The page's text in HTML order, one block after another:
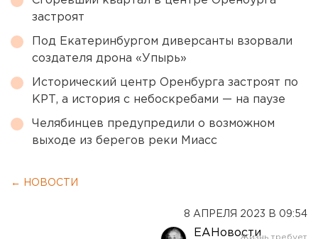
застроят
Под Екатеринбургом диверсанты взорвали
создателя дрона «Упырь»
Исторический центр Оренбурга застроят по
КРТ, а история с небоскребами — на паузе
Челябинцев предупредили о возможном
выходе из берегов реки Миасс
← НОВОСТИ
8 АПРЕЛЯ 2023 В 09:54
ЕАНовости